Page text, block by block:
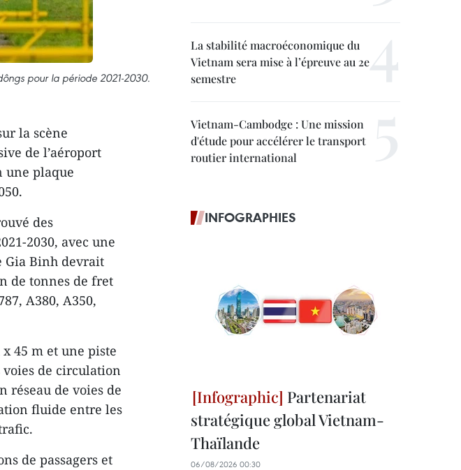
pour la période 2021-2030.
la scène
de l’aéroport
une plaque
des
2030, avec une
Gia Binh devrait
de tonnes de fret
A380, A350,
45 m et une piste
voies de circulation
réseau de voies de
fluide entre les
de passagers et
La stabilité macroéconomique du
Vietnam sera mise à l’épreuve au 2e
semestre
Vietnam-Cambodge : Une mission
d'étude pour accélérer le transport
routier international
INFOGRAPHIES
Partenariat
stratégique global Vietnam-
Thaïlande
06/08/2026 00:30